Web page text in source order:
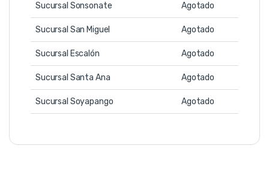
Sucursal Sonsonate Agotado
Sucursal San Miguel Agotado
Sucursal Escalón Agotado
Sucursal Santa Ana Agotado
Sucursal Soyapango Agotado